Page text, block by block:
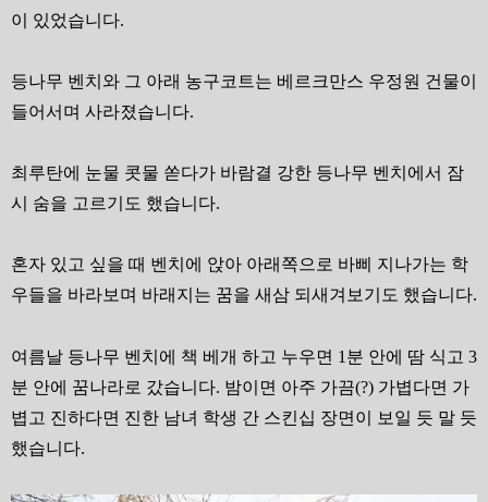
이 있었습니다.
등나무 벤치와 그 아래 농구코트는 베르크만스 우정원 건물이
들어서며 사라졌습니다.
최루탄에 눈물 콧물 쏟다가 바람결 강한 등나무 벤치에서 잠
시 숨을 고르기도 했습니다.
혼자 있고 싶을 때 벤치에 앉아 아래쪽으로 바삐 지나가는 학
우들을 바라보며 바래지는 꿈을 새삼 되새겨보기도 했습니다.
여름날 등나무 벤치에 책 베개 하고 누우면 1 분 안에 땀 식고 3
분 안에 꿈나라로 갔습니다. 밤이면 아주 가끔(?) 가볍다면 가
볍고 진하다면 진한 남녀 학생 간 스킨십 장면이 보일 듯 말 듯
했습니다.